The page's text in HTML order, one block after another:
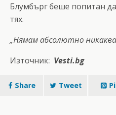
Блумбърг беше попитан
тях.
„Нямам абсолютно
Източник: Vesti.bg
Share Tweet